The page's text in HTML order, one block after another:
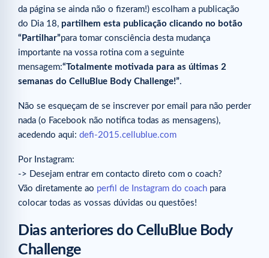
da página se ainda não o fizeram!) escolham a publicação
do Dia 18, partilhem esta publicação clicando no botão
“Partilhar”para tomar consciência desta mudança
importante na vossa rotina com a seguinte
mensagem:“Totalmente motivada para as últimas 2
semanas do CelluBlue Body Challenge!”.
Não se esqueçam de se inscrever por email para não perder
nada (o Facebook não notifica todas as mensagens),
acedendo aqui: defi-2015.cellublue.com
Por Instagram:
-> Desejam entrar em contacto direto com o coach?
Vão diretamente ao perfil de Instagram do coach para
colocar todas as vossas dúvidas ou questões!
Dias anteriores do CelluBlue Body
Challenge